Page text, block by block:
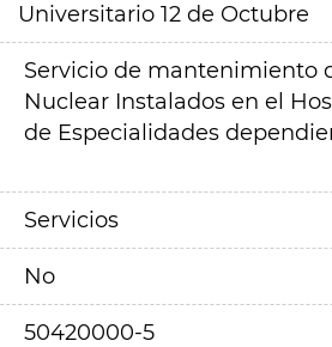
Universitario 12 de Octubre
Servicio de mantenimiento
Nuclear Instalados en el
de Especialidades
Servicios
No
50420000-5